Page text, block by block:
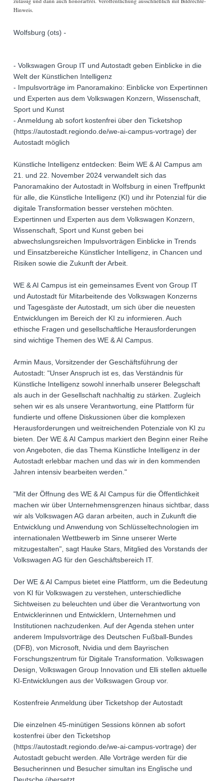
Hinweis.
Wolfsburg (ots) -
- Volkswagen Group IT und Autostadt geben Einblicke in die
Welt der Künstlichen Intelligenz
- Impulsvorträge im Panoramakino: Einblicke von Expertinnen
und Experten aus dem Volkswagen Konzern, Wissenschaft,
Sport und Kunst
- Anmeldung ab sofort kostenfrei über den Ticketshop
(https://autostadt.regiondo.de/we-ai-campus-vortrage) der
Autostadt möglich
Künstliche Intelligenz entdecken: Beim WE & AI Campus am
21. und 22. November 2024 verwandelt sich das
Panoramakino der Autostadt in Wolfsburg in einen Treffpunkt
für alle, die Künstliche Intelligenz (KI) und ihr Potenzial für die
digitale Transformation besser verstehen möchten.
Expertinnen und Experten aus dem Volkswagen Konzern,
Wissenschaft, Sport und Kunst geben bei
abwechslungsreichen Impulsvorträgen Einblicke in Trends
und Einsatzbereiche Künstlicher Intelligenz, in Chancen und
Risiken sowie die Zukunft der Arbeit.
WE & AI Campus ist ein gemeinsames Event von Group IT
und Autostadt für Mitarbeitende des Volkswagen Konzerns
und Tagesgäste der Autostadt, um sich über die neuesten
Entwicklungen im Bereich der KI zu informieren. Auch
ethische Fragen und gesellschaftliche Herausforderungen
sind wichtige Themen des WE & AI Campus.
Armin Maus, Vorsitzender der Geschäftsführung der
Autostadt: "Unser Anspruch ist es, das Verständnis für
Künstliche Intelligenz sowohl innerhalb unserer Belegschaft
als auch in der Gesellschaft nachhaltig zu stärken. Zugleich
sehen wir es als unsere Verantwortung, eine Plattform für
fundierte und offene Diskussionen über die komplexen
Herausforderungen und weitreichenden Potenziale von KI zu
bieten. Der WE & AI Campus markiert den Beginn einer Reihe
von Angeboten, die das Thema Künstliche Intelligenz in der
Autostadt erlebbar machen und das wir in den kommenden
Jahren intensiv bearbeiten werden."
"Mit der Öffnung des WE & AI Campus für die Öffentlichkeit
machen wir über Unternehmensgrenzen hinaus sichtbar, dass
wir als Volkswagen AG daran arbeiten, auch in Zukunft die
Entwicklung und Anwendung von Schlüsseltechnologien im
internationalen Wettbewerb im Sinne unserer Werte
mitzugestalten", sagt Hauke Stars, Mitglied des Vorstands der
Volkswagen AG für den Geschäftsbereich IT.
Der WE & AI Campus bietet eine Plattform, um die Bedeutung
von KI für Volkswagen zu verstehen, unterschiedliche
Sichtweisen zu beleuchten und über die Verantwortung von
Entwicklerinnen und Entwicklern, Unternehmen und
Institutionen nachzudenken. Auf der Agenda stehen unter
anderem Impulsvorträge des Deutschen Fußball-Bundes
(DFB), von Microsoft, Nvidia und dem Bayrischen
Forschungszentrum für Digitale Transformation. Volkswagen
Design, Volkswagen Group Innovation und Elli stellen aktuelle
KI-Entwicklungen aus der Volkswagen Group vor.
Kostenfreie Anmeldung über Ticketshop der Autostadt
Die einzelnen 45-minütigen Sessions können ab sofort
kostenfrei über den Ticketshop
(https://autostadt.regiondo.de/we-ai-campus-vortrage) der
Autostadt gebucht werden. Alle Vorträge werden für die
Besucherinnen und Besucher simultan ins Englische und